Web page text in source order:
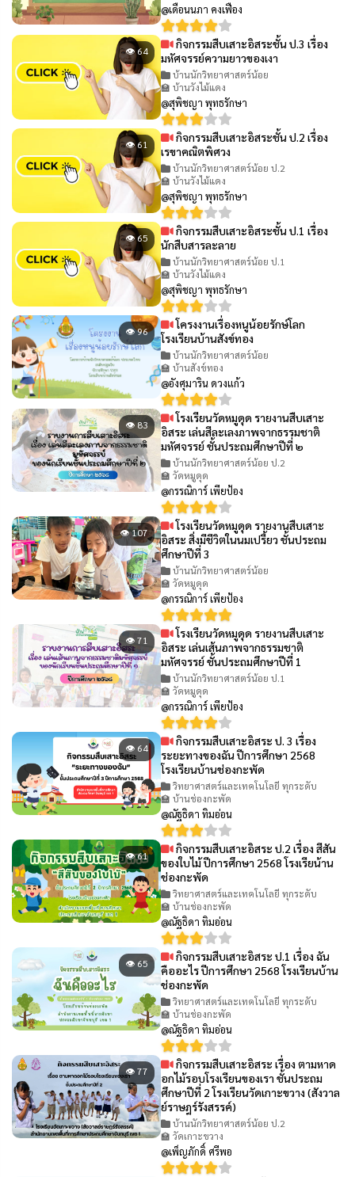
@เดือนนภา คงเฟือง
👁 64
กิจกรรมสืบเสาะอิสระชั้น ป.3 เรื่อง
มหัศจรรย์ความยาวของเงา
บ้านนักวิทยาศาสตร์น้อย
🏫 บ้านวังไม้แดง
@สุพิชญา พุทธรักษา
👁 61
กิจกรรมสืบเสาะอิสระชั้น ป.2 เรื่อง
เรขาคณิตพิศวง
บ้านนักวิทยาศาสตร์น้อย ป.2
🏫 บ้านวังไม้แดง
@สุพิชญา พุทธรักษา
👁 65
กิจกรรมสืบเสาะอิสระชั้น ป.1 เรื่อง
นักสืบสารละลาย
บ้านนักวิทยาศาสตร์น้อย ป.1
🏫 บ้านวังไม้แดง
@สุพิชญา พุทธรักษา
👁 96
โครงงานเรื่องหนูน้อยรักษ์โลก
โรงเรียนบ้านสังข์ทอง
บ้านนักวิทยาศาสตร์น้อย
🏫 บ้านสังข์ทอง
@อังศุมาริน ดวงแก้ว
👁 83
โรงเรียนวัดหมูดุด รายงานสืบเสาะ
อิสระ เล่นสีละเลงภาพจากธรรมชาติ
มหัศจรรย์ ชั้นประถมศึกษาปีที่ ๒
บ้านนักวิทยาศาสตร์น้อย ป.2
🏫 วัดหมูดุด
@กรรณิการ์ เพียป้อง
👁 107
โรงเรียนวัดหมูดุด รายงานสืบเสาะ
อิสระ สิ่งมีชีวิตในนมเปรี้ยว ชั้นประถม
ศึกษาปีที่ 3
บ้านนักวิทยาศาสตร์น้อย
🏫 วัดหมูดุด
@กรรณิการ์ เพียป้อง
👁 71
โรงเรียนวัดหมูดุด รายงานสืบเสาะ
อิสระ เล่นเส้นภาพจากธรรมชาติ
มหัศจรรย์ ชั้นประถมศึกษาปีที่ 1
บ้านนักวิทยาศาสตร์น้อย ป.1
🏫 วัดหมูดุด
@กรรณิการ์ เพียป้อง
👁 64
กิจกรรมสืบเสาะอิสระ ป. 3 เรื่อง
ระยะทางของฉัน ปีการศึกษา 2568
โรงเรียนบ้านช่องกะพัด
วิทยาศาสตร์และเทคโนโลยี ทุกระดับ
🏫 บ้านช่องกะพัด
@ณัฐธิดา ทิมอ่อน
👁 61
กิจกรรมสืบเสาะอิสระ ป.2 เรื่อง สีสัน
ของใบไม้ ปีการศึกษา 2568 โรงเรียน้าน
ช่องกะพัด
วิทยาศาสตร์และเทคโนโลยี ทุกระดับ
🏫 บ้านช่องกะพัด
@ณัฐธิดา ทิมอ่อน
👁 65
กิจกรรมสืบเสาะอิสระ ป.1 เรื่อง ฉัน
คืออะไร ปีการศึกษา 2568 โรงเรียนบ้าน
ช่องกะพัด
วิทยาศาสตร์และเทคโนโลยี ทุกระดับ
🏫 บ้านช่องกะพัด
@ณัฐธิดา ทิมอ่อน
👁 77
กิจกรรมสืบเสาะอิสระ เรื่อง ตามหาด
อกไม้รอบโรงเรียนของเรา ชั้นประถม
ศึกษาปีที่ 2 โรงเรียนวัดเกาะขวาง (สังวาล
ย์ราษฎร์รังสรรค์)
บ้านนักวิทยาศาสตร์น้อย ป.2
🏫 วัดเกาะขวาง
@เพ็ญภักดิ์ ศรีพอ